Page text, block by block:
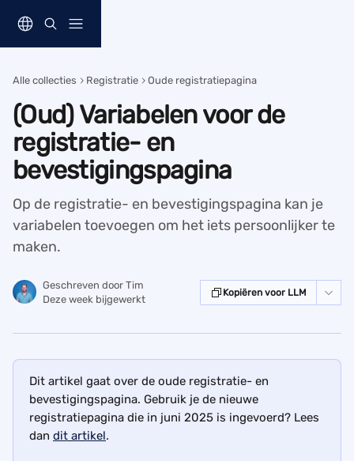
Alle collecties Registratie Oude registratiepagina
(Oud) Variabelen voor de
registratie- en
bevestigingspagina
Op de registratie- en bevestigingspagina kan je
variabelen toevoegen om het iets persoonlijker te
maken.
Geschreven door Tim
Deze week bijgewerkt
Kopiëren voor LLM
Dit artikel gaat over de oude registratie- en
bevestigingspagina. Gebruik je de nieuwe
registratiepagina die in juni 2025 is ingevoerd? Lees
dan dit artikel.